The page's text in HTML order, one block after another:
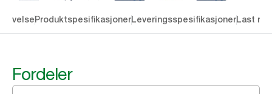
ProduktspesifikasjonerLeveringsspesifikasjonerLast
Fordeler